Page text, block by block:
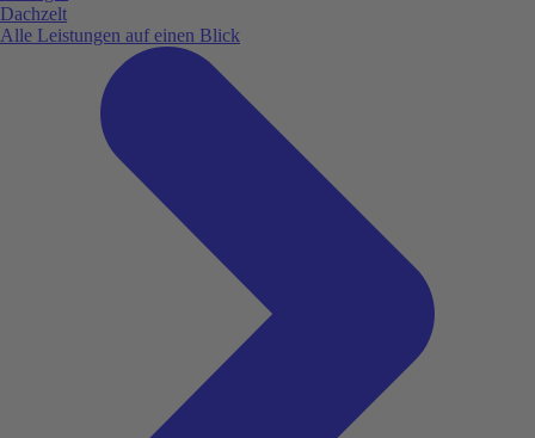
Dachzelt
Alle Leistungen auf einen Blick